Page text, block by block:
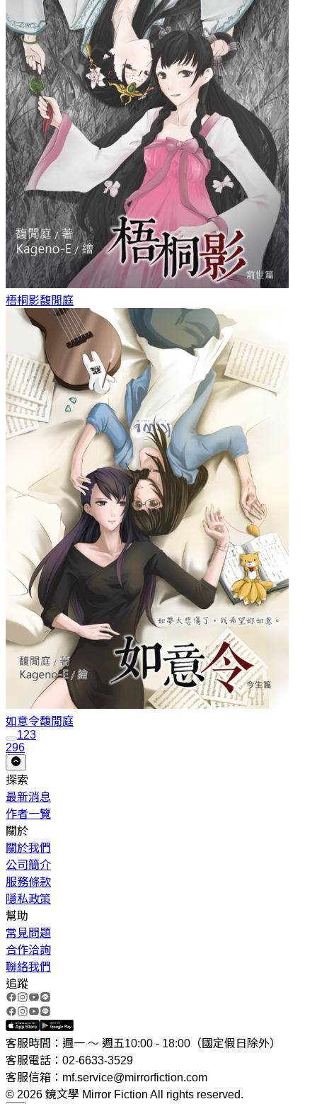
梧桐影馥閒庭
如意令馥閒庭
123
296
探索
最新消息
作者一覽
關於
關於我們
公司簡介
服務條款
隱私政策
幫助
常見問題
合作洽詢
聯絡我們
追蹤
客服時間：週一 ～ 週五10:00 - 18:00（國定假日除外）
客服電話：02-6633-3529
客服信箱：mf.service@mirrorfiction.com
© 2026 鏡文學 Mirror Fiction All rights reserved.